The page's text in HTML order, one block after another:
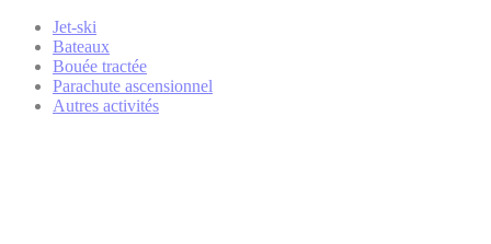
Jet-ski
Bateaux
Bouée tractée
Parachute ascensionnel
Autres activités